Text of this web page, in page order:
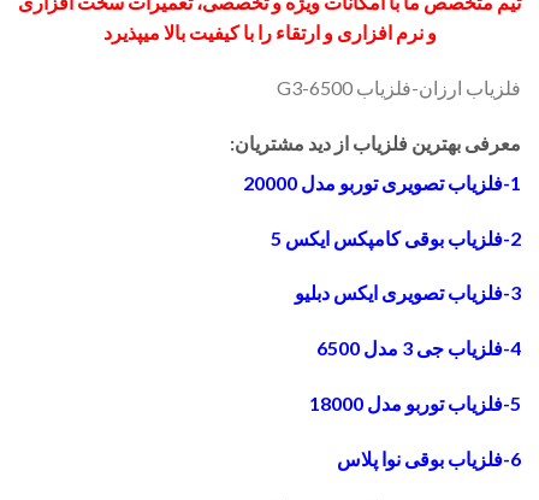
و نرم افزاری و ارتقاء را با کیفیت بالا میپذیرد
فلزیاب ارزان-فلزیاب G3-6500
معرفی بهترین فلزیاب از دید مشتریان:
1-فلزیاب تصویری توربو مدل 20000
2-فلزیاب بوقی کامپکس ایکس 5
3-فلزیاب تصویری ایکس دبلیو
4-فلزیاب جی 3 مدل 6500
5-فلزیاب توربو مدل 18000
6-فلزیاب بوقی نوا پلاس